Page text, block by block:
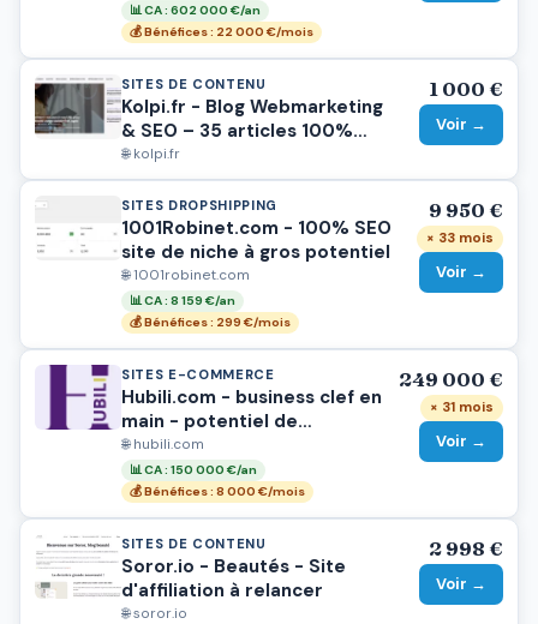
📊 CA : 602 000 €/an
💰 Bénéfices : 22 000 €/mois
SITES DE CONTENU
Kolpi.fr - Blog Webmarketing
& SEO – 35 articles 100%
humains (Zéro IA) – Fort
potentiel PBN / Money Site
🌐 kolpi.fr
1 000 €
Voir →
SITES DROPSHIPPING
1001Robinet.com - 100% SEO
site de niche à gros potentiel
🌐 1001robinet.com
📊 CA : 8 159 €/an
💰 Bénéfices : 299 €/mois
9 950 €
× 33 mois
Voir →
SITES E-COMMERCE
Hubili.com - business clef en
main - potentiel de
scalabilité très important
🌐 hubili.com
📊 CA : 150 000 €/an
💰 Bénéfices : 8 000 €/mois
249 000 €
× 31 mois
Voir →
SITES DE CONTENU
Soror.io - Beautés - Site
d'affiliation à relancer
🌐 soror.io
2 998 €
Voir →